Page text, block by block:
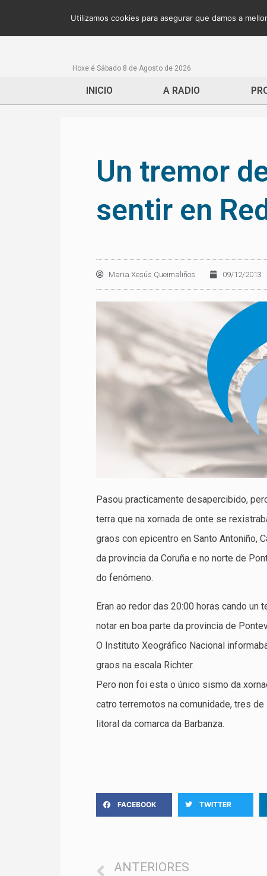
Hoxe é Sábado 8 de Agosto de 2026
INICIO A RADIO
Un tremor
sentir en
Maria Xesús Queimaliños 09/12/2013
Pasou practicamente desapercibido,
terra que na xornada de onte se
graos con epicentro en Santo Antoniño,
da provincia da Coruña e no norte de
do fenómeno.
Eran ao redor das 20:00 horas cando
notar en boa parte da provincia de
O Instituto Xeográfico Nacional
graos na escala Richter.
Pero non foi esta o único sismo da
catro terremotos na comunidade, tres
litoral da comarca da Barbanza.
FACEBOOK TWITTER
ANTERIORES
Utilizamos cookies para asegurar que damos a